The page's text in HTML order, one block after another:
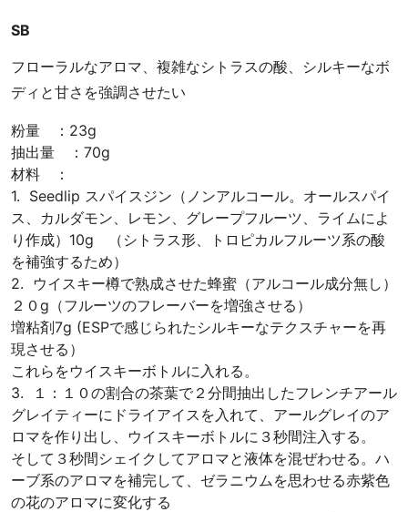
SB
フローラルなアロマ、複雑なシトラスの酸、シルキーなボ
ディと甘さを強調させたい
粉量 ：23g
抽出量 ：70g
材料 ：
1. Seedlip スパイスジン（ノンアルコール。オールスパイ
ス、カルダモン、レモン、グレープフルーツ、ライムによ
り作成）10g （シトラス形、トロピカルフルーツ系の酸
を補強するため）
2. ウイスキー樽で熟成させた蜂蜜（アルコール成分無し）
２０g（フルーツのフレーバーを増強させる）
増粘剤7g (ESPで感じられたシルキーなテクスチャーを再
現させる）
これらをウイスキーボトルに入れる。
3. １：１０の割合の茶葉で２分間抽出したフレンチアール
グレイティーにドライアイスを入れて、アールグレイのア
ロマを作り出し、ウイスキーボトルに３秒間注入する。
そして３秒間シェイクしてアロマと液体を混ぜわせる。ハ
ーブ系のアロマを補完して、ゼラニウムを思わせる赤紫色
の花のアロマに変化する